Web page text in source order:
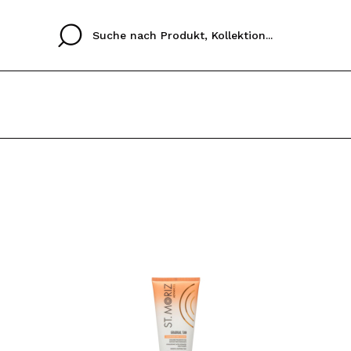
Durch die Erstellung
Einkäufe schnell